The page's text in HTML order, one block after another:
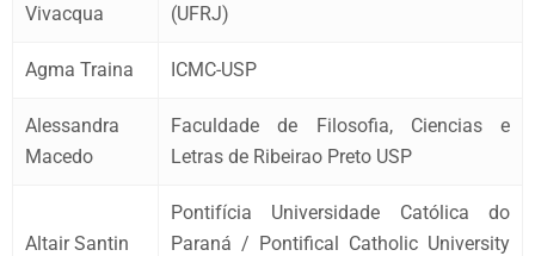
Vivacqua
(UFRJ)
Agma Traina ICMC-USP
Alessandra
Macedo
Faculdade de Filosofia, Ciencias e
Letras de Ribeirao Preto USP
Altair Santin
Pontifícia Universidade Católica do
Paraná / Pontifical Catholic University